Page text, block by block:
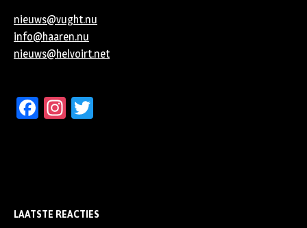
nieuws@vught.nu
info@haaren.nu
nieuws@helvoirt.net
Facebook
Instagram
LAATSTE REACTIES